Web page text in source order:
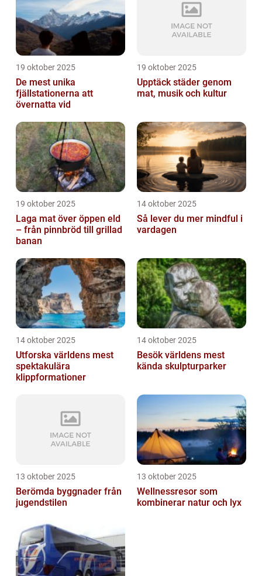
19 oktober 2025
De mest unika
fjällstationerna att
övernatta vid
19 oktober 2025
Upptäck städer genom
mat, musik och kultur
19 oktober 2025
Laga mat över öppen eld
– från pinnbröd till grillad
banan
14 oktober 2025
Så lever du mer mindful i
vardagen
14 oktober 2025
Utforska världens mest
spektakulära
klippformationer
14 oktober 2025
Besök världens mest
kända skulpturparker
13 oktober 2025
Berömda byggnader från
jugendstilen
13 oktober 2025
Wellnessresor som
kombinerar natur och lyx